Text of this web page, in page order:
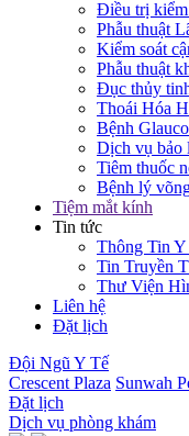
Điều trị kiểm
Phẫu thuật
Kiểm soát
Phẫu thuật
Đục thủy
Thoái Hóa
Bệnh
Dịch vụ bảo
Tiêm thuốc
Bệnh lý
Tiệm mắt kính
Tin tức
Thông Tin Y
Tin Truyền
Thư Viện
Liên hệ
Đặt lịch
Đội Ngũ Y Tế
Crescent Plaza Sunwah
Đặt lịch
Dịch vụ phòng khám